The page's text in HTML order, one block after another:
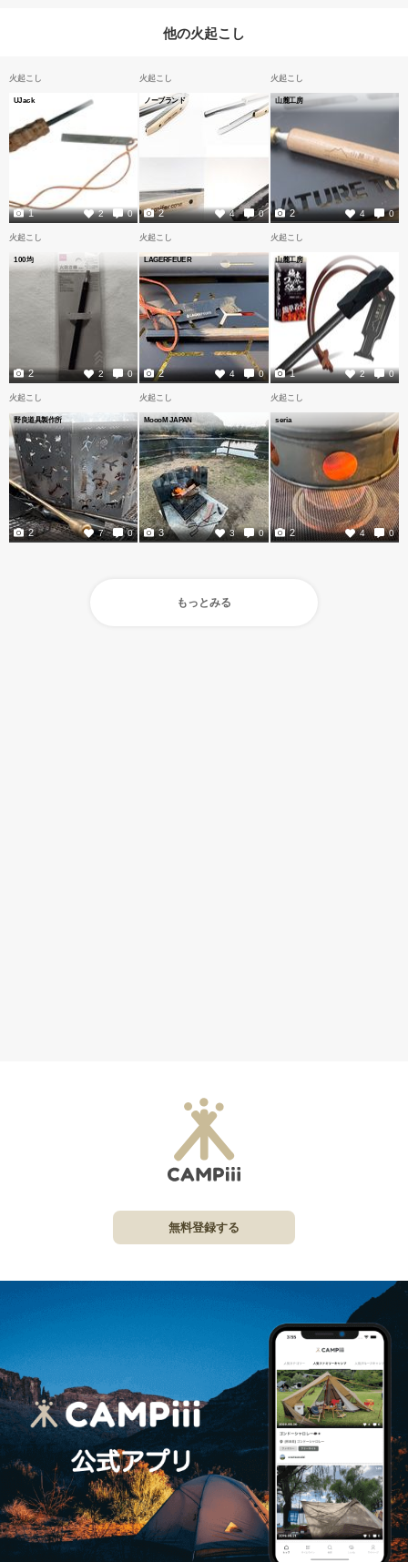
他の火起こし
火起こし
UJack
2 0
1
火起こし
ノーブランド
4 0
2
火起こし
山麓工房
4 0
2
火起こし
100均
2 0
2
火起こし
LAGERFEUER
4 0
2
火起こし
山麓工房
2 0
1
火起こし
野良道具製作所
7 0
2
火起こし
MoooM JAPAN
3 0
3
火起こし
seria
4 0
2
もっとみる
無料登録する